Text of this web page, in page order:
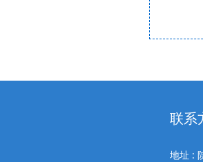
联系
地址 :